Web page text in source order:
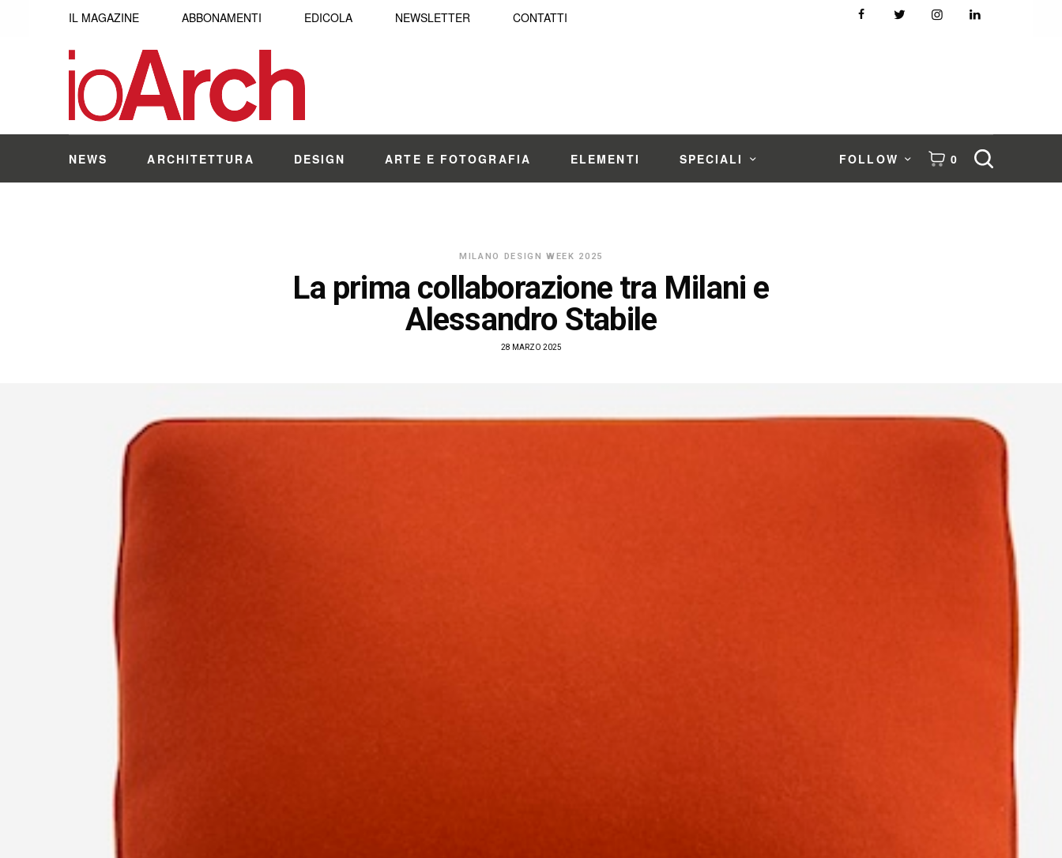
IL MAGAZINE ABBONAMENTI EDICOLA NEWSLETTER CONTATTI
NEWS ARCHITETTURA DESIGN ARTE E FOTOGRAFIA ELEMENTI SPECIALI FOLLOW 0
MILANO DESIGN WEEK 2025
La prima collaborazione tra Milani e
Alessandro Stabile
28 MARZO 2025